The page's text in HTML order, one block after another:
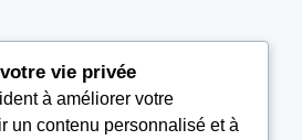
vie privée
à améliorer votre
un contenu personnalisé et à